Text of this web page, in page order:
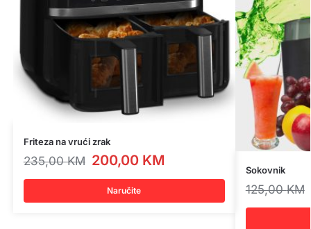
Friteza na vrući zrak
235,00KM 200,00 KM
Naručite
Sokovnik
125,00KM